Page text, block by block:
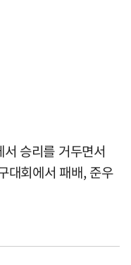
승리를 거두면서
대회에서 패배, 준우